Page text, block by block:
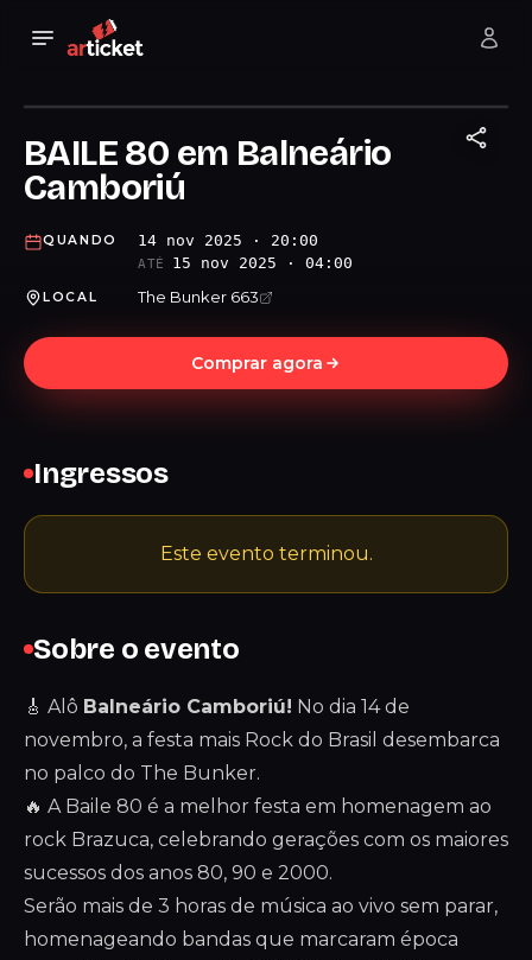
BAILE 80 em Balneário
Camboriú
QUANDO 14 nov 2025 · 20:00
ATÉ 15 nov 2025 · 04:00
LOCAL The Bunker 663
Comprar agora
Sobre o evento
🎸 Alô Balneário Camboriú! No dia 14 de
novembro, a festa mais Rock do Brasil desembarca
no palco do The Bunker.
🔥 A Baile 80 é a melhor festa em homenagem ao
rock Brazuca, celebrando gerações com os maiores
sucessos dos anos 80, 90 e 2000.
Serão mais de 3 horas de música ao vivo sem parar,
homenageando bandas que marcaram época
Ingressos
Este evento terminou.